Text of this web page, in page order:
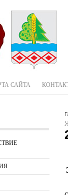
САЙТА